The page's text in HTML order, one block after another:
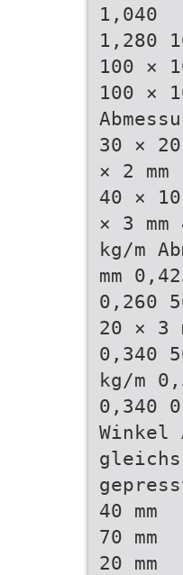
1,040
1,280
100 ×
100 ×
30 ×
× 2 mm
40 ×
× 3
kg/m
mm
0,260
20 × 3
0,340
kg/m
0,340
Winkel
40 mm
70 mm
20 mm